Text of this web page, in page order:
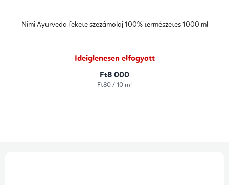
Nimi Ayurveda fekete szezámolaj 100% természetes 1000 ml
Ideiglenesen elfogyott
Ft8 000
Egységár:
Ft80 / 10 ml